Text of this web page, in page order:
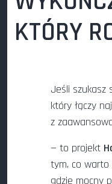
KTÓRY
Jeśli szukasz
który łączy
z
— to projekt
tym, co warto
gdzie mocny